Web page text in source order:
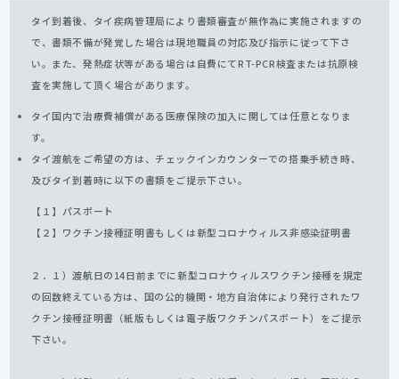
タイ到着後、タイ疾病管理局により書類審査が無作為に実施されますの
で、書類不備が発覚した場合は現地職員の対応及び指示に従って下さ
い。また、発熱症状等がある場合は自費にてRT-PCR検査または抗原検
査を実施して頂く場合があります。
タイ国内で治療費補償がある医療保険の加入に関しては任意となりま
す。
タイ渡航をご希望の方は、チェックインカウンターでの搭乗手続き時、
及びタイ到着時に以下の書類をご提示下さい。
【１】パスポート
【２】ワクチン接種証明書もしくは新型コロナウィルス非感染証明書
２．１）渡航日の14日前までに新型コロナウィルスワクチン接種を規定
の回数終えている方は、国の公的機関・地方自治体により発行されたワ
クチン接種証明書（紙版もしくは電子版ワクチンパスポート）をご提示
下さい。